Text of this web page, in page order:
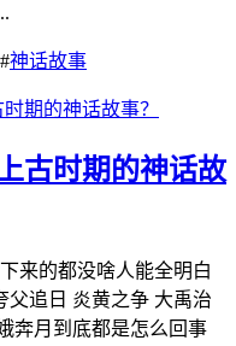
#神话故事
古时期的神话故
来的都没啥人能全明白
父追日 炎黄之争 大禹治
奔月到底都是怎么回事